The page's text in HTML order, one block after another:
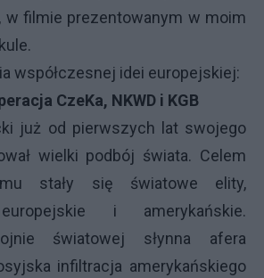
w filmie prezentowanym w moim
współczesnej idei europejskiej:
CzeKa, NKWD i KGB
już od pierwszych lat swojego
wielki podbój świata. Celem
stały się światowe elity,
i amerykańskie.
światowej słynna afera
infiltracja amerykańskiego